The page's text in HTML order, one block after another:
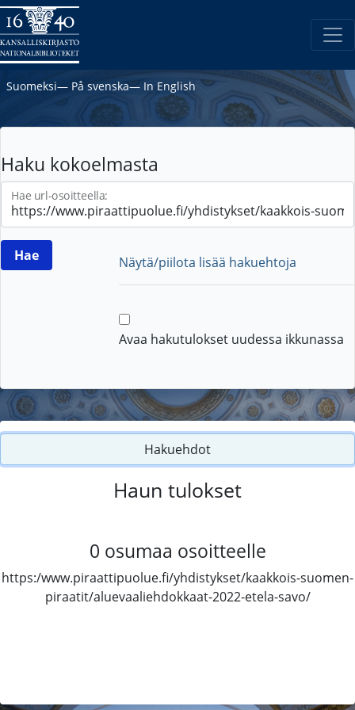
Suomeksi― På svenska― In English
Haku kokoelmasta
Hae url-osoitteella:
Näytä/piilota lisää hakuehtoja
Avaa hakutulokset uudessa ikkunassa
Hakuehdot
Haun tulokset
0 osumaa osoitteelle
https:/www.piraattipuolue.fi/yhdistykset/kaakkois-suomen-
piraatit/aluevaaliehdokkaat-2022-etela-savo/